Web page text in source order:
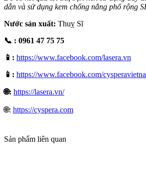
dẫn và sử dụng kem chống nắng phổ rộng
Nước sản xuất: Thuỵ Sĩ
📞 : 0961 47 75 75
📱: https://www.facebook.com/lasera.vn
📱: https://www.facebook.com/
🌐: https://lasera.vn/
🌐: https://cyspera.com
Sản phẩm liên quan